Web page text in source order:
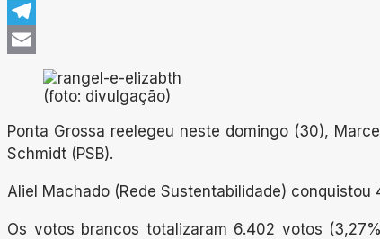
X
Telegram
Email
(foto: divulgação)
Ponta Grossa reelegeu neste domingo (30),
Schmidt (PSB).
Aliel Machado (Rede Sustentabilidade)
Os votos brancos totalizaram 6.402 votos